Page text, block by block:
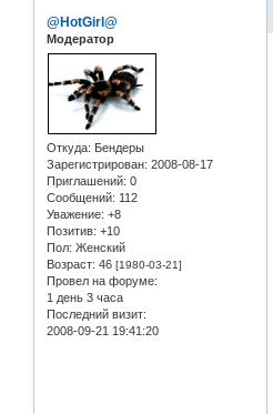
@HotGirl@
Модератор
Откуда: Бендеры
Зарегистрирован: 2008-08-17
Приглашений: 0
Сообщений: 112
Уважение: +8
Позитив: +10
Пол: Женский
Возраст: 46 [1980-03-21]
Провел на форуме:
1 день 3 часа
Последний визит:
2008-09-21 19:41:20